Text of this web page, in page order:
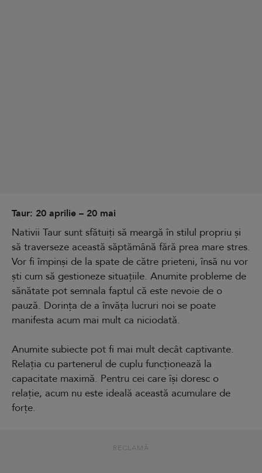
Taur: 20 aprilie – 20 mai
Nativii Taur sunt sfătuiți să meargă în stilul propriu și
să traverseze această săptămână fără prea mare stres.
Vor fi împinși de la spate de către prieteni, însă nu vor
ști cum să gestioneze situațiile. Anumite probleme de
sănătate pot semnala faptul că este nevoie de o
pauză. Dorința de a învăța lucruri noi se poate
manifesta acum mai mult ca niciodată.
Anumite subiecte pot fi mai mult decât captivante.
Relația cu partenerul de cuplu funcționează la
capacitate maximă. Pentru cei care își doresc o
relație, acum nu este ideală această acumulare de
forțe.
RECLAMĂ